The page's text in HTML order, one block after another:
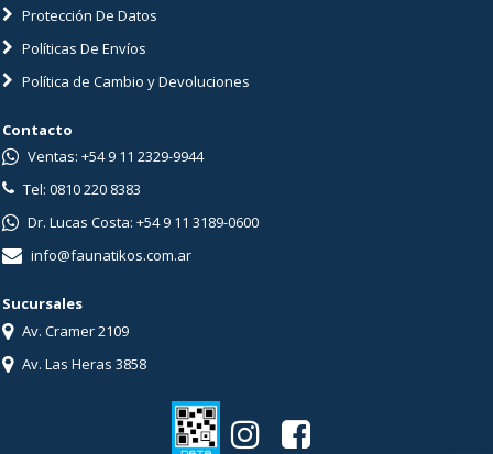
Protección De Datos
Políticas De Envíos
Política de Cambio y Devoluciones
Contacto
Ventas: +54 9 11 2329-9944
Tel: 0810 220 8383
Dr. Lucas Costa: +54 9 11 3189-0600
info@faunatikos.com.ar
Sucursales
Av. Cramer 2109
Av. Las Heras 3858